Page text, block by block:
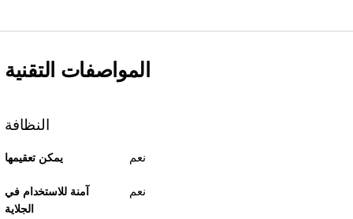
المواصفات التقنية
النظافة
يمكن تعقيمها نعم
آمنة للاستخدام في
الجلاية
نعم